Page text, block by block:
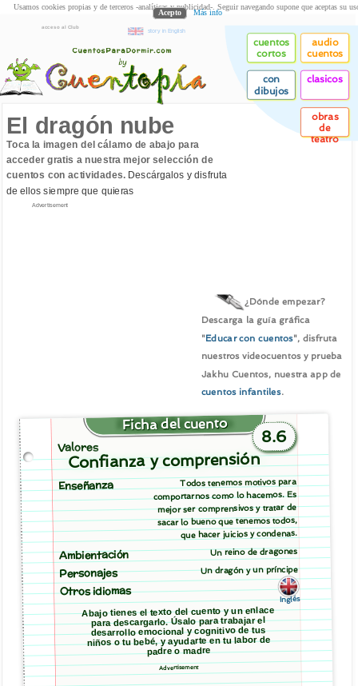
acceso al Club
story in English
cuentos
cortos
audio
cuentos
con
dibujos
clasicos
obras
de
teatro
El dragón nube
Toca la imagen del cálamo de abajo para
acceder gratis a nuestra mejor selección de
cuentos con actividades.Descárgalos y disfruta
de ellos siempre que quieras
Advertisement
¿Dónde empezar?
Descarga la guía gráfica
"Educar con cuentos", disfruta
nuestros videocuentos y prueba
Jakhu Cuentos, nuestra app de
cuentos infantiles.
Ficha del cuento
8.6
Valores
Confianza y comprensión
Enseñanza Todos tenemos motivos para
comportarnos como lo hacemos. Es
mejor ser comprensivos y tratar de
sacar lo bueno que tenemos todos,
que hacer juicios y condenas.
Ambientación Un reino de dragones
Personajes Un dragón y un príncipe
Otros idiomas
Inglés
Abajo tienes el texto del cuento y un enlace
para descargarlo. Úsalo para trabajar el
desarrollo emocional y cognitivo de tus
niños o tu bebé, y ayudarte en tu labor de
padre o madre
Advertisement
Usamos cookies propias y de terceros -analíticas y publicidad-. Seguir navegando supone que aceptas su
Acepto Más info